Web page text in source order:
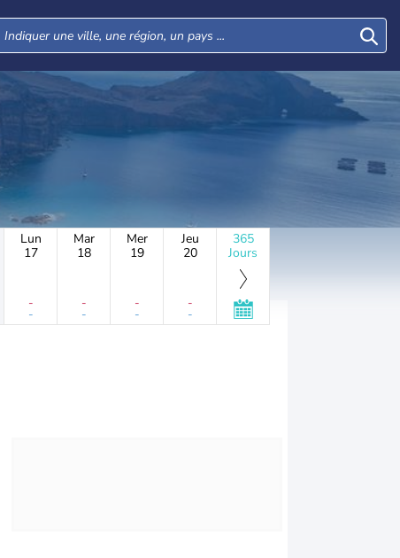
Lun
17
-
-
Mar
18
-
-
Mer
19
-
-
Jeu
20
-
-
365
Jours